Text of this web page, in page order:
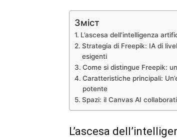
Зміст
L’ascesa dell’intelligenza
Strategia di Freepik: IA di
esigenti
Come si distingue Freepik:
Caratteristiche principali:
potente
Spazi: il Canvas AI
L’ascesa